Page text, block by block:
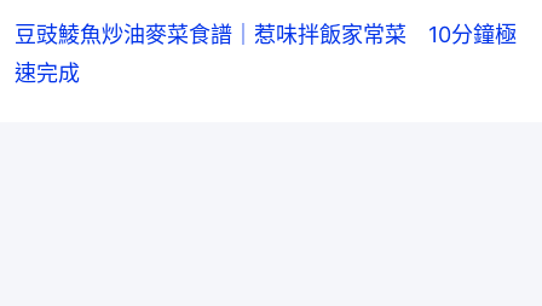
豆豉鯪魚炒油麥菜食譜｜惹味拌飯家常菜　10分鐘極
速完成